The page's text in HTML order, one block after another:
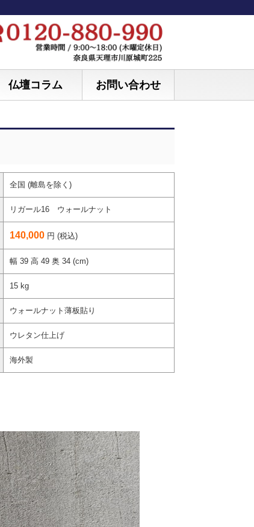
仏壇コラム お問い合わせ
全国 (離島を除く)
リガール16 ウォールナット
140,000 円 (税込)
幅 39 高 49 奥 34 (cm)
15 kg
ウォールナット薄板貼り
ウレタン仕上げ
海外製